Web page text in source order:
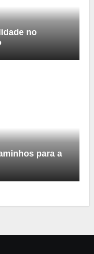
no
para a